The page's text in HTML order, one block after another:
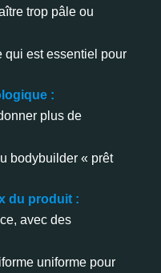
trop pâle ou
qui est essentiel pour
:
plus de
bodybuilder « prêt
du produit :
avec des
uniforme pour